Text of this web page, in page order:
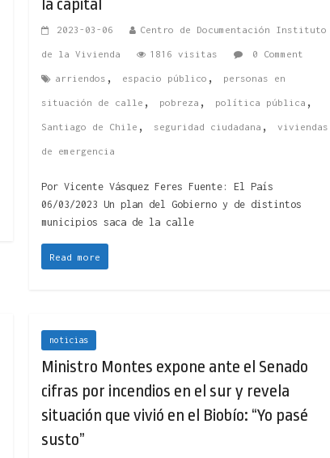
la capital
2023-03-06 Centro de Documentación Instituto
de la Vivienda 1816 visitas 0 Comment
arriendos , espacio público , personas en
situación de calle , pobreza , política pública ,
Santiago de Chile , seguridad ciudadana ,viviendas
de emergencia
Por Vicente Vásquez Feres Fuente: El País
06/03/2023 Un plan del Gobierno y de distintos
municipios saca de la calle
Read more
noticias
Ministro Montes expone ante el Senado
cifras por incendios en el sur y revela
situación que vivió en el Biobío: “Yo pasé
susto”